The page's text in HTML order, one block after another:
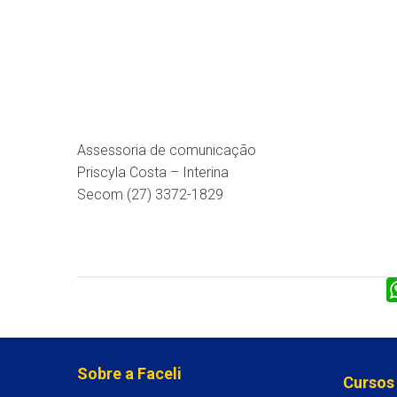
Assessoria de comunicação
Priscyla Costa – Interina
Secom (27) 3372-1829
Sobre a Faceli Cursos